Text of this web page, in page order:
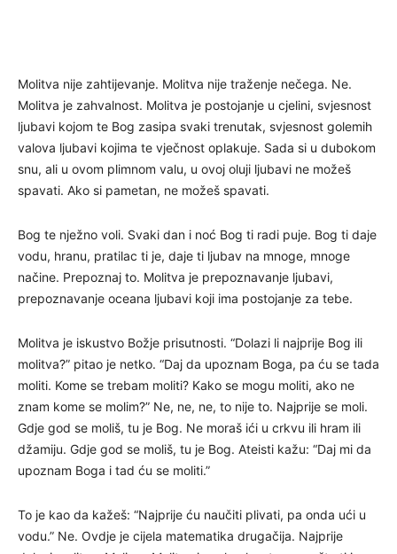
Molitva nije zahtijevanje. Molitva nije traženje nečega. Ne.
Molitva je zahvalnost. Molitva je postojanje u cjelini, svjesnost
ljubavi kojom te Bog zasipa svaki trenutak, svjesnost golemih
valova ljubavi kojima te vječnost oplakuje. Sada si u dubokom
snu, ali u ovom plimnom valu, u ovoj oluji ljubavi ne možeš
spavati. Ako si pametan, ne možeš spavati.
Bog te nježno voli. Svaki dan i noć Bog ti radi puje. Bog ti daje
vodu, hranu, pratilac ti je, daje ti ljubav na mnoge, mnoge
načine. Prepoznaj to. Molitva je prepoznavanje ljubavi,
prepoznavanje oceana ljubavi koji ima postojanje za tebe.
Molitva je iskustvo Božje prisutnosti. “Dolazi li najprije Bog ili
molitva?” pitao je netko. “Daj da upoznam Boga, pa ću se tada
moliti. Kome se trebam moliti? Kako se mogu moliti, ako ne
znam kome se molim?” Ne, ne, ne, to nije to. Najprije se moli.
Gdje god se moliš, tu je Bog. Ne moraš ići u crkvu ili hram ili
džamiju. Gdje god se moliš, tu je Bog. Ateisti kažu: “Daj mi da
upoznam Boga i tad ću se moliti.”
To je kao da kažeš: “Najprije ću naučiti plivati, pa onda ući u
vodu.” Ne. Ovdje je cijela matematika drugačija. Najprije